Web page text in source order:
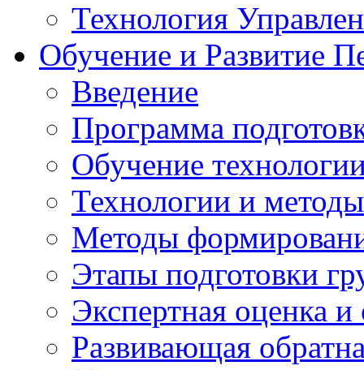
Технология
Обучение и Развитие
Введение
Программа
Обучение
Технологии и
Методы
Этапы подготовки
Экспертная оценка
Развивающая